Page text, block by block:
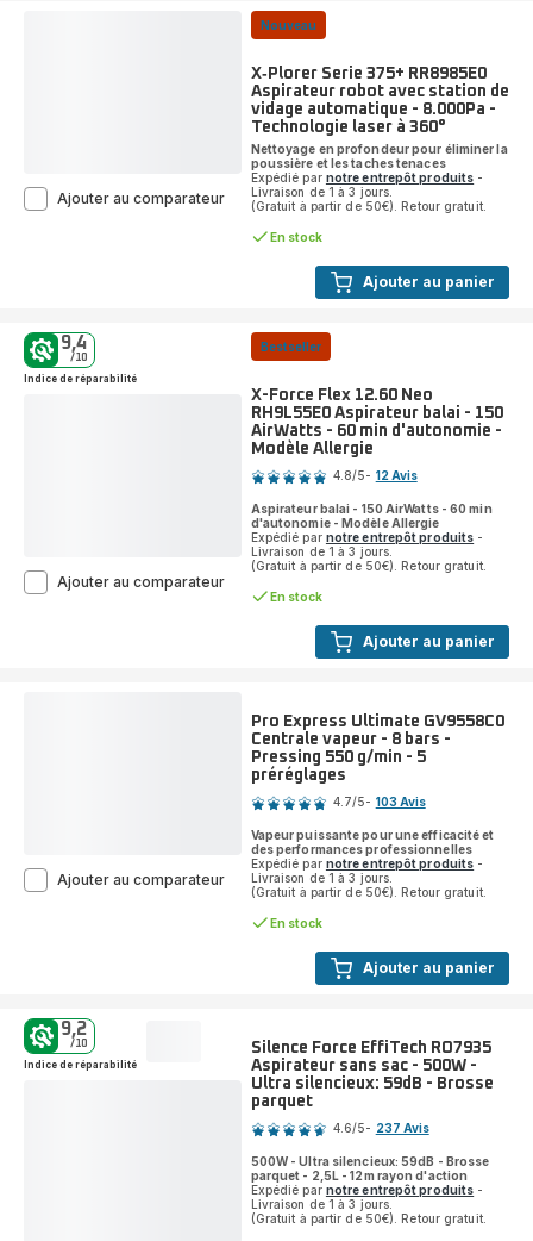
Ajouter au panier
Nouveau
X‑Plorer Serie 375+ RR8985E0
Aspirateur robot avec station de
vidage automatique - 8.000Pa -
Technologie laser à 360°
Nettoyage en profondeur pour éliminer la
poussière et les taches tenaces
Expédié par notre entrepôt produits -
Livraison de 1 à 3 jours.
(Gratuit à partir de 50€). Retour gratuit.
En stock
Ajouter au comparateurX‑Plorer
Serie
375+
station
automatique
8.000Pa
laser
360°
Ajouter au panier
Bestseller
X-Force Flex 12.60 Neo
RH9L55E0 Aspirateur balai - 150
AirWatts - 60 min d'autonomie -
Modèle Allergie
Note
4.8/5- 12 Avis
Aspirateur balai - 150 AirWatts - 60 min
d'autonomie - Modèle Allergie
Expédié par notre entrepôt produits -
Livraison de 1 à 3 jours.
(Gratuit à partir de 50€). Retour gratuit.
En stock
9,4
/10
Indice de réparabilité
Ajouter au comparateurX-
Force
AirWatts
d'autonomie
Modèle
Allergie
Ajouter au panier
Pro Express Ultimate GV9558C0
Centrale vapeur - 8 bars -
Pressing 550 g/min - 5
préréglages
Note
4.7/5- 103 Avis
Vapeur puissante pour une efficacité et
des performances professionnelles
Expédié par notre entrepôt produits -
Livraison de 1 à 3 jours.
(Gratuit à partir de 50€). Retour gratuit.
En stock
Ajouter au comparateurPro
Express
Ultimate
Pressing
g/min
préréglages
Silence Force EffiTech RO7935
Aspirateur sans sac - 500W -
Ultra silencieux: 59dB - Brosse
parquet
Note
4.6/5- 237 Avis
500W - Ultra silencieux: 59dB - Brosse
parquet - 2,5L - 12m rayon d'action
Expédié par notre entrepôt produits -
Livraison de 1 à 3 jours.
(Gratuit à partir de 50€). Retour gratuit.
9,2
/10
Indice de réparabilité